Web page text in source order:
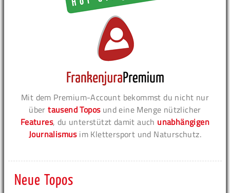
Mit dem Premium-Account bekommst du nicht nur
übertausend Toposund eine Menge nützlicher
Features, du unterstützt damit auch unabhängigen
Journalismusim Klettersport und Naturschutz.
Neue Topos